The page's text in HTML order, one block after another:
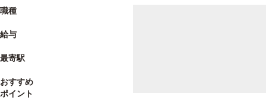
職種
給与
最寄駅
おすすめ
ポイント